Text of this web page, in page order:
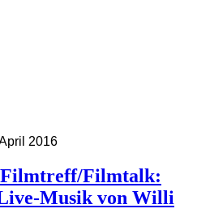
2016
Filmtreff/Filmtalk:
Musik von Willi